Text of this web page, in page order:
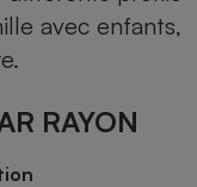
avec enfants,
RAYON